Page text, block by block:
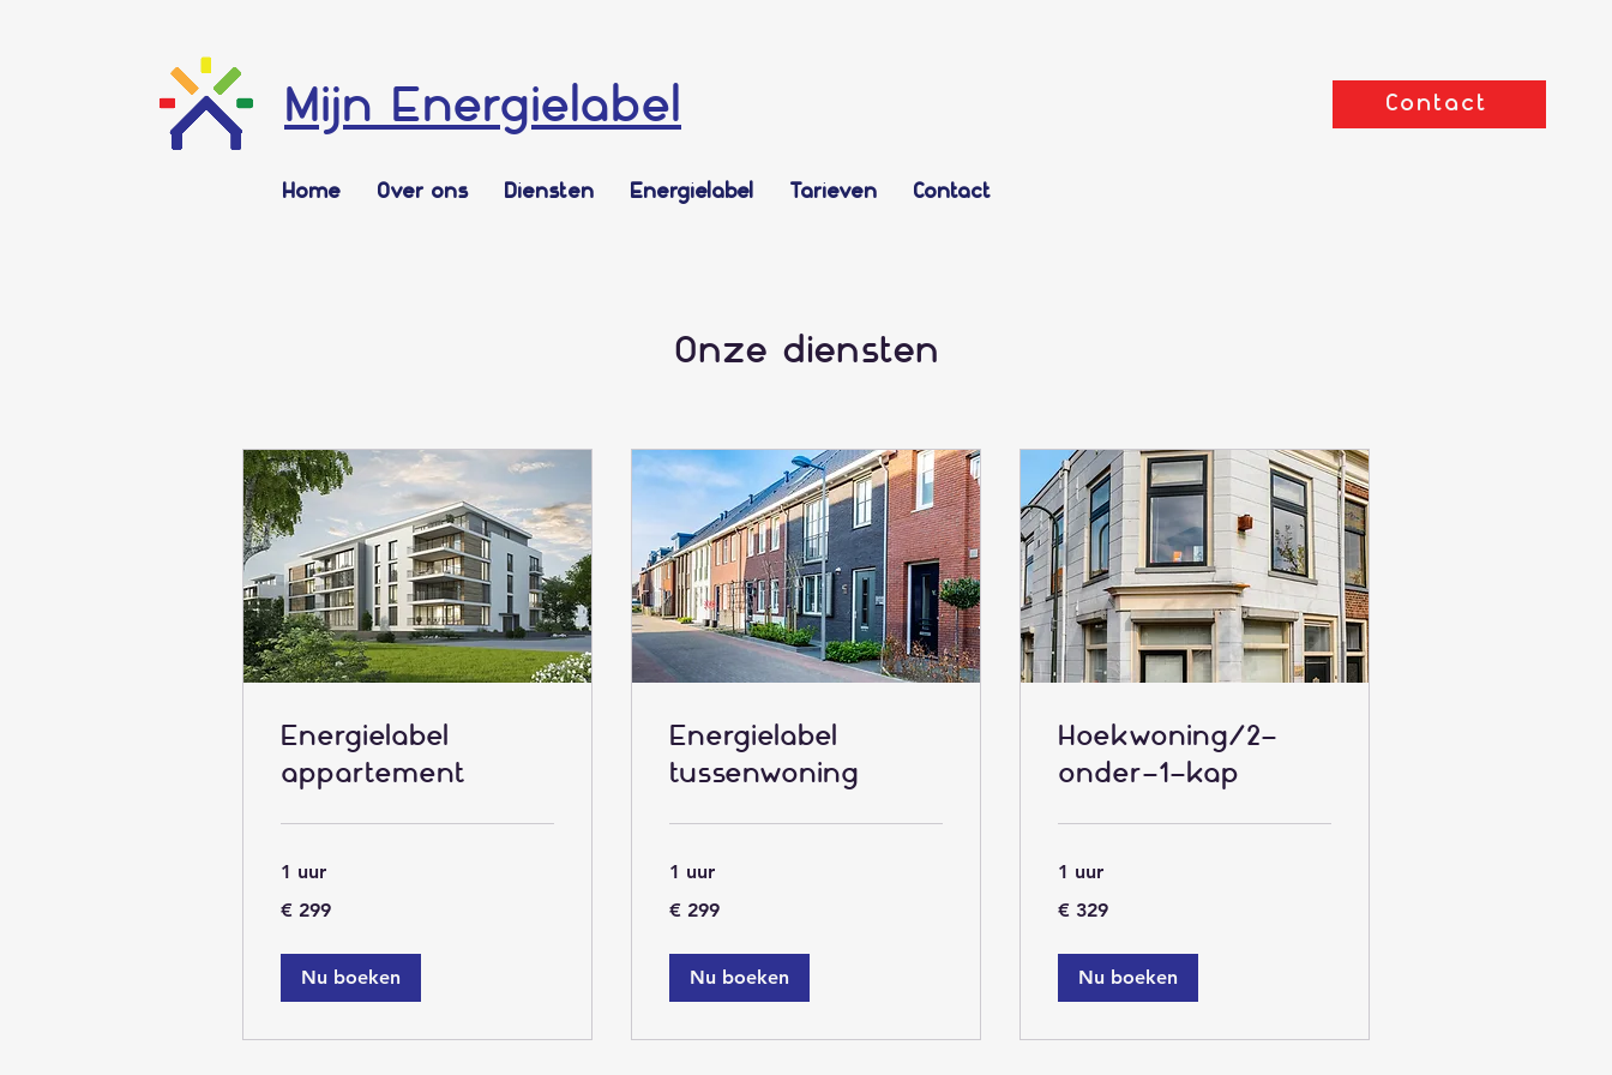
Contact
Mijn Energielabel
Home Over ons Diensten Energielabel Tarieven Contact
Onze diensten
Energielabel
appartement
1 uur
euro
€ 299
Nu boeken
Energielabel
tussenwoning
1 uur
euro
€ 299
Nu boeken
Hoekwoning/2-
onder-1-kap
1 uur
euro
€ 329
Nu boeken